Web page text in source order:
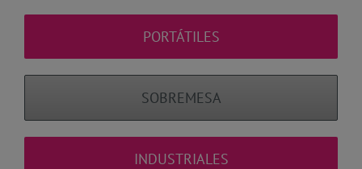
PORTÁTILES
SOBREMESA
INDUSTRIALES